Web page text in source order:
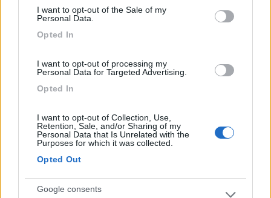
I want to opt-out of the Sale of my
Personal Data.
Opted In
I want to opt-out of processing my
Personal Data for Targeted Advertising.
Opted In
I want to opt-out of Collection, Use,
Retention, Sale, and/or Sharing of my
Personal Data that Is Unrelated with the
Purposes for which it was collected.
Opted Out
Google consents
doppioross
1278
non è così semplice come sembra, ci possono essere le
capitalizzazioni degli interessi...
____________________________________
Camper Diem (Orazio ed io)
Roberto66